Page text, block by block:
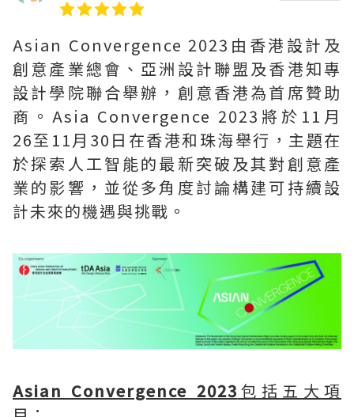
Asian Convergence 2023由香港設計及
創意產業總會、亞洲設計聯盟及香港知專
設計學院聯合舉辦，創意香港為首席贊助
商。Asia Convergence 2023將於11月
26至11月30日在香港和珠海舉行，主題在
於探索人工智能的最新突破及其對創意產
業的影響，並從多角度討論構建可持續設
計未來的機遇與挑戰。
Asian Convergence 2023 包括五大項